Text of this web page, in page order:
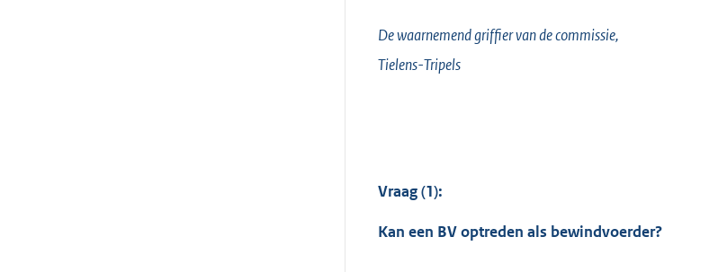
De waarnemend griffier van de commissie,
Tielens-Tripels
Vraag (1):
Kan een BV optreden als bewindvoerder?